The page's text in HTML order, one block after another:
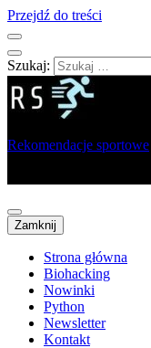
Przejdź do treści
Szukaj:
Rekomendacje sportowe
Zamknij
Strona główna
Biohacking
Nowinki
Python
Newsletter
Kontakt